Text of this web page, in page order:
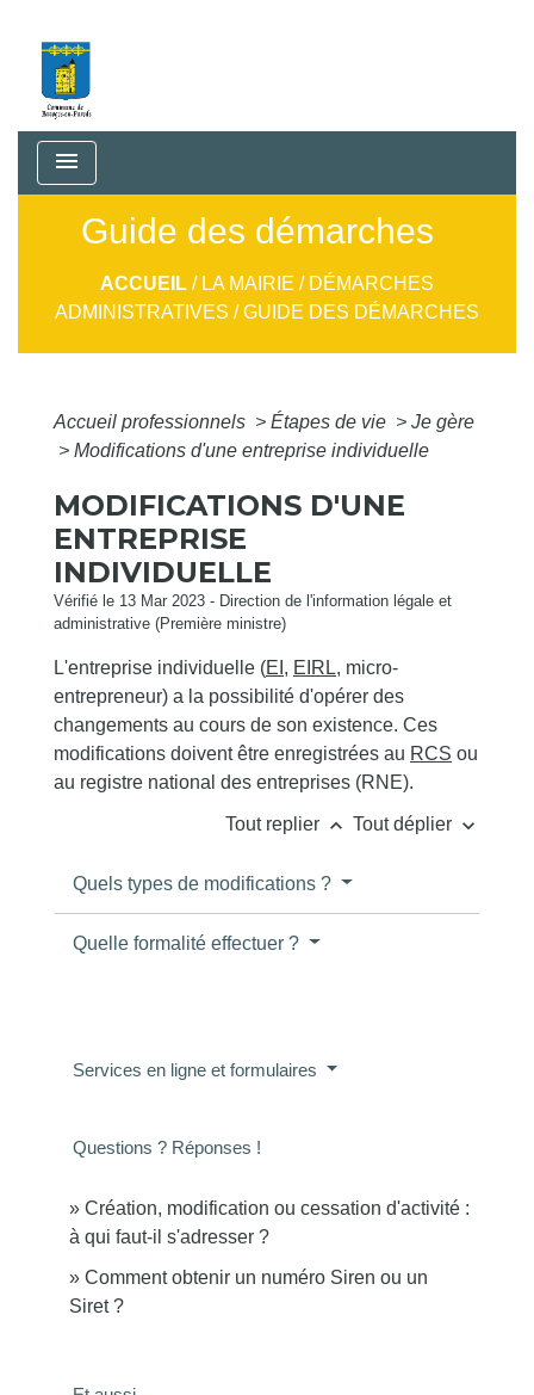
menu
Guide des démarches
ACCUEIL / LA MAIRIE / DÉMARCHES
ADMINISTRATIVES /GUIDE DES DÉMARCHES
Accueil professionnels > Étapes de vie > Je gère
> Modifications d'une entreprise individuelle
MODIFICATIONS D'UNE
ENTREPRISE
INDIVIDUELLE
Vérifié le 13 Mar 2023 - Direction de l'information légale et
administrative (Première ministre)
L'entreprise individuelle (EI , EIRL, micro-
entrepreneur) a la possibilité d'opérer des
changements au cours de son existence. Ces
modifications doivent être enregistrées au RCS ou
au registre national des entreprises (RNE).
Tout replier keyboard_arrow_up Tout déplier keyboard_arrow_down
Quels types de modifications ?
Quelle formalité effectuer ?
Services en ligne et formulaires
Questions ? Réponses !
Création, modification ou cessation d'activité :
à qui faut-il s'adresser ?
Comment obtenir un numéro Siren ou un
Siret ?